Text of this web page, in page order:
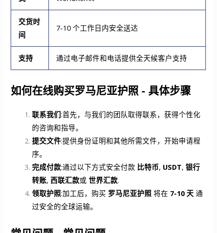
交货时
间
7-10 个工作日内安全送达
支持 通过电子邮件和电话提供全天候客户支持
如何在线购买罗马尼亚护照 - 具体步骤
联系我们:首先，与我们的团队取得联系，获得个性化
的咨询和指导。
提交文件:提供身份证明和其他所需文件，开始申请程
序。
完成付款:通过以下方式安全付款 比特币, USDT,银行
转账,西联汇款或世界汇款.
领取护照:加工后，购买 罗马尼亚护照 将在 7-10 天 通
过安全的全球运输。